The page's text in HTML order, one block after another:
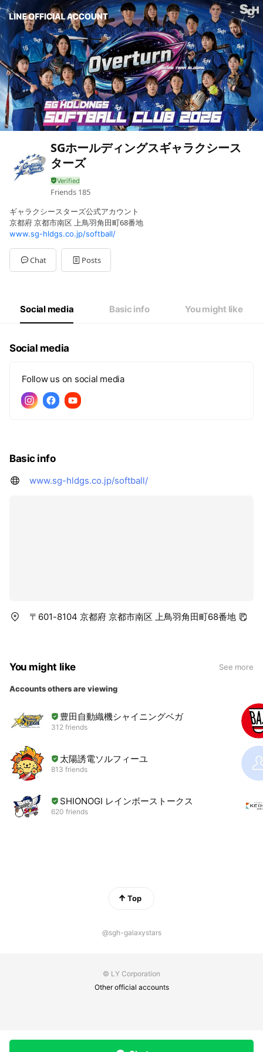
SGホールディングスギャラクシース
ターズ
Friends 185
ギャラクシースターズ公式アカウント
京都府 京都市南区 上鳥羽角田町68番地
www.sg-hldgs.co.jp/softball/
Chat Posts
Social media Basic info You might like
Social media
Follow us on social media
Basic info
www.sg-hldgs.co.jp/softball/
〒601-8104 京都府 京都市南区 上鳥羽角田町68番地
You might like See more
Accounts others are viewing
豊田自動織機シャイニングベガ
312 friends
太陽誘電ソルフィーユ
813 friends
SHIONOGI レインボーストークス
620 friends
Top
@sgh-galaxystars
© LY Corporation
Other official accounts